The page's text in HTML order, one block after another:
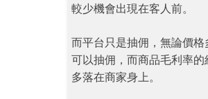
較少機會出現在客人前。
而平台只是抽佣，無論價
可以抽佣，而商品毛利率
多落在商家身上。